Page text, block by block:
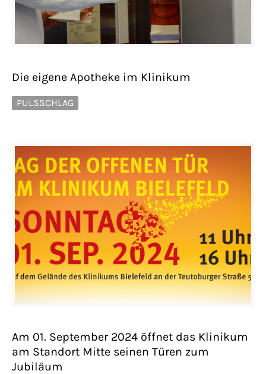
Die eigene Apotheke im Klinikum
PULSSCHLAG
Am 01. September 2024 öffnet das Klinikum
am Standort Mitte seinen Türen zum
Jubiläum